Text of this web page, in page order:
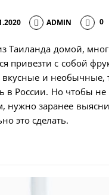
ADMIN 0
Таиланда домой,
привезти с собой
и необычные,
в России. Но чтобы не
нужно заранее
это сделать.